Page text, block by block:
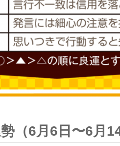
（6月6日〜6月